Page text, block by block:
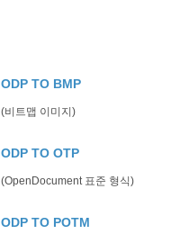
ODP TO BMP
(비트맵 이미지)
ODP TO OTP
(OpenDocument 표준 형식)
ODP TO POTM